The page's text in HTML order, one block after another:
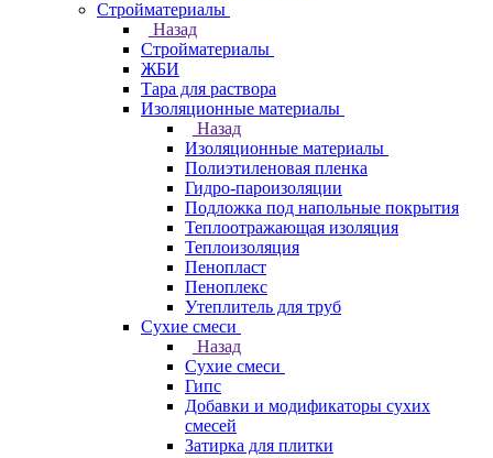
Стройматериалы
Назад
Стройматериалы
ЖБИ
Тара для раствора
Изоляционные материалы
Назад
Изоляционные материалы
Полиэтиленовая пленка
Гидро-пароизоляции
Подложка под напольные покрытия
Теплоотражающая изоляция
Теплоизоляция
Пенопласт
Пеноплекс
Утеплитель для труб
Сухие смеси
Назад
Сухие смеси
Гипс
Добавки и модификаторы сухих
смесей
Затирка для плитки